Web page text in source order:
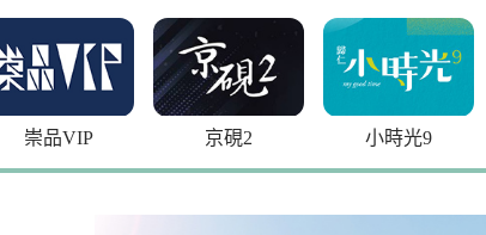
品VIP 京硯2 小時光9